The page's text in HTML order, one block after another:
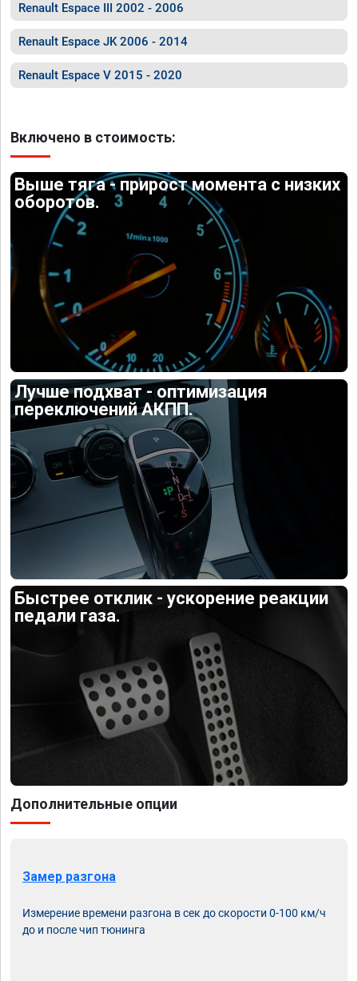
Renault Espace III 2002 - 2006
Renault Espace JK 2006 - 2014
Renault Espace V 2015 - 2020
Включено в стоимость:
Выше тяга - прирост момента с низких
оборотов.
Лучше подхват - оптимизация
переключений АКПП.
Быстрее отклик - ускорение реакции
педали газа.
Дополнительные опции
Замер разгона
Измерение времени разгона в сек до скорости 0-100 км/ч
до и после чип тюнинга